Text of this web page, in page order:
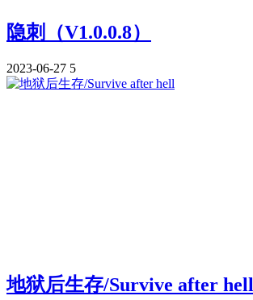
隐刺（V1.0.0.8）
2023-06-27 5
地狱后生存/Survive after hell